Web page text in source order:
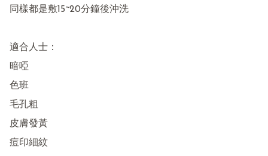
同樣都是敷15~20分鐘後沖洗
適合人士：
暗啞
色班
毛孔粗
皮膚發黃
痘印細紋